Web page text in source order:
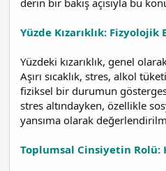
derin bir bakış açısıyla bu
Yüzde Kızarıklık:
Yüzdeki kızarıklık, genel
Aşırı sıcaklık, stres, alkol
fiziksel bir durumun
stres altındayken, özellikle
yansıma olarak
Toplumsal Cinsiyetin Rolü: